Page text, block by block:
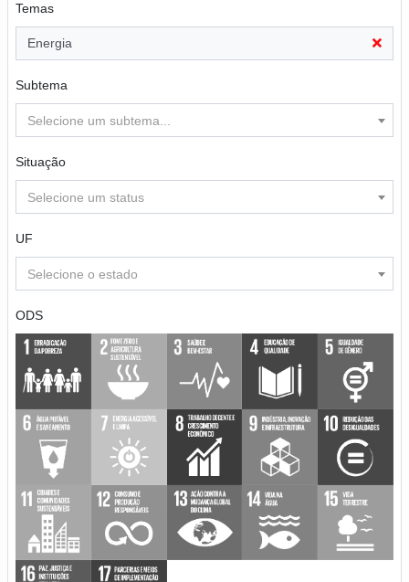
Temas
Energia
Subtema
Selecione um subtema...
Situação
Selecione um status
UF
Selecione o estado
ODS